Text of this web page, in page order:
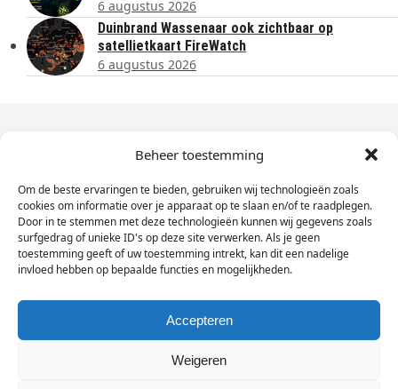
Beheer toestemming
Om de beste ervaringen te bieden, gebruiken wij technologieën zoals
cookies om informatie over je apparaat op te slaan en/of te raadplegen.
Door in te stemmen met deze technologieën kunnen wij gegevens zoals
surfgedrag of unieke ID's op deze site verwerken. Als je geen
toestemming geeft of uw toestemming intrekt, kan dit een nadelige
invloed hebben op bepaalde functies en mogelijkheden.
Accepteren
Weigeren
6 augustus 2026
Duinbrand Wassenaar ook zichtbaar op
satellietkaart FireWatch
6 augustus 2026
Dagelijks het laatste nieuws in je e-mail?
Vul
hier
je
e-
mailadres
in
Sign Up